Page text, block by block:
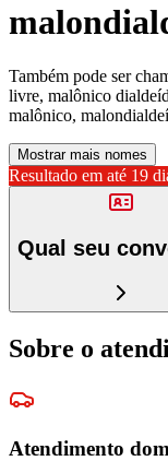
Também pode ser
livre, malônico
malônico,
Mostrar mais nomes
Resultado em até 19
Qual seu
Sobre o
Atendimento